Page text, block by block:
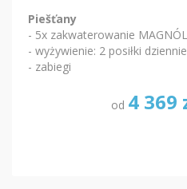
Piešťany
- 5x zakwaterowanie
- wyżywienie: 2 posiłki dziennie
- zabiegi
od 4 369